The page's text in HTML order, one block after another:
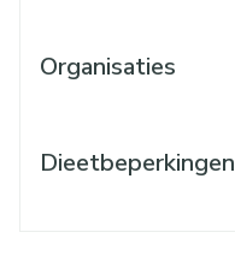
Organisaties
Dieetbeperkingen